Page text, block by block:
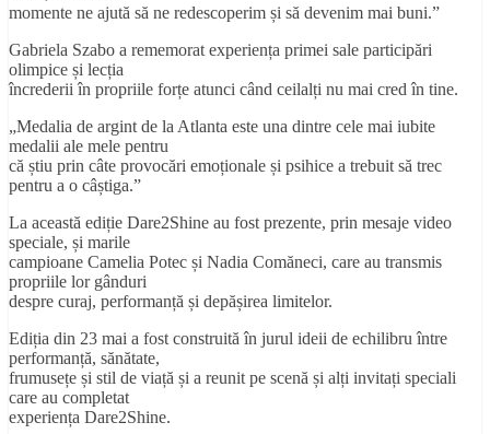
momente ne ajută să ne redescoperim și să devenim mai buni.”
Gabriela Szabo a rememorat experiența primei sale participări
olimpice și lecția
încrederii în propriile forțe atunci când ceilalți nu mai cred în tine.
„Medalia de argint de la Atlanta este una dintre cele mai iubite
medalii ale mele pentru
că știu prin câte provocări emoționale și psihice a trebuit să trec
pentru a o câștiga.”
La această ediție Dare2Shine au fost prezente, prin mesaje video
speciale, și marile
campioane Camelia Potec și Nadia Comăneci, care au transmis
propriile lor gânduri
despre curaj, performanță și depășirea limitelor.
Ediția din 23 mai a fost construită în jurul ideii de echilibru între
performanță, sănătate,
frumusețe și stil de viață și a reunit pe scenă și alți invitați speciali
care au completat
experiența Dare2Shine.